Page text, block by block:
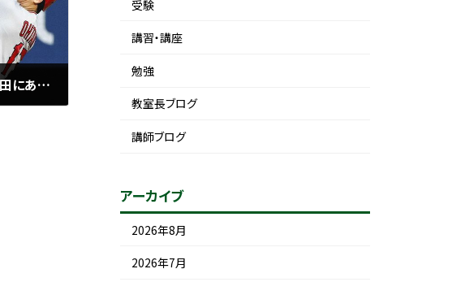
２学期中間テスト前日 ＠城陽市寺田にある個別指導塾 勉楽個別【城陽中・西城陽中・北城陽中・南城陽中・東城陽中・南陽高・城南菱創高・莵道高・西城陽高・久御山高・城陽高・大谷翔平】
受験
講習・講座
勉強
教室長ブログ
講師ブログ
アーカイブ
2026年8月
2026年7月